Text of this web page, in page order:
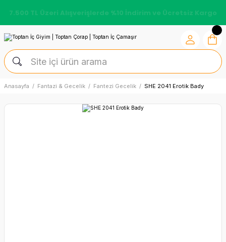
7.500 TL Üzeri Alışverişlerde %10 İndirim ve Ücretsiz Kargo
Anasayfa Fantazi & Gecelik Fantezi Gecelik SHE 2041 Erotik Bady